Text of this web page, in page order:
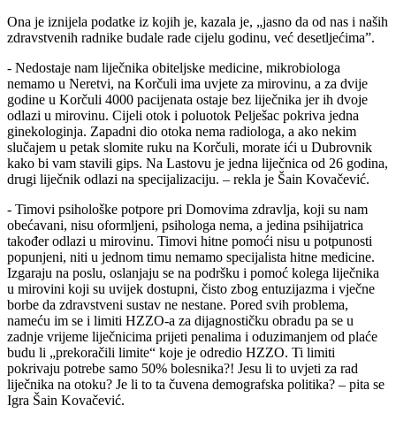
Ona je iznijela podatke iz kojih je, kazala je, „jasno da od nas i naših
zdravstvenih radnike budale rade cijelu godinu, već desetljećima”.
- Nedostaje nam liječnika obiteljske medicine, mikrobiologa
nemamo u Neretvi, na Korčuli ima uvjete za mirovinu, a za dvije
godine u Korčuli 4000 pacijenata ostaje bez liječnika jer ih dvoje
odlazi u mirovinu. Cijeli otok i poluotok Pelješac pokriva jedna
ginekologinja. Zapadni dio otoka nema radiologa, a ako nekim
slučajem u petak slomite ruku na Korčuli, morate ići u Dubrovnik
kako bi vam stavili gips. Na Lastovu je jedna liječnica od 26 godina,
drugi liječnik odlazi na specijalizaciju. – rekla je Šain Kovačević.
- Timovi psihološke potpore pri Domovima zdravlja, koji su nam
obećavani, nisu oformljeni, psihologa nema, a jedina psihijatrica
također odlazi u mirovinu. Timovi hitne pomoći nisu u potpunosti
popunjeni, niti u jednom timu nemamo specijalista hitne medicine.
Izgaraju na poslu, oslanjaju se na podršku i pomoć kolega liječnika
u mirovini koji su uvijek dostupni, čisto zbog entuzijazma i vječne
borbe da zdravstveni sustav ne nestane. Pored svih problema,
nameću im se i limiti HZZO-a za dijagnostičku obradu pa se u
zadnje vrijeme liječnicima prijeti penalima i oduzimanjem od plaće
budu li „prekoračili limite“ koje je odredio HZZO. Ti limiti
pokrivaju potrebe samo 50% bolesnika?! Jesu li to uvjeti za rad
liječnika na otoku? Je li to ta čuvena demografska politika? – pita se
Igra Šain Kovačević.